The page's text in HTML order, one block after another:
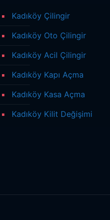
Kadıköy Çilingir
Kadıköy Oto Çilingir
Kadıköy Acil Çilingir
Kadıköy Kapı Açma
Kadıköy Kasa Açma
Kadıköy Kilit Değişimi